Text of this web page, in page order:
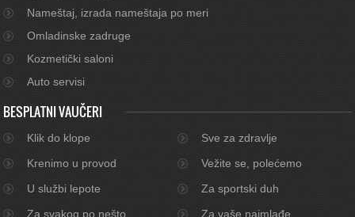
Nameštaj, izrada nameštaja po meri
Omladinske zadruge
Kozmetički saloni
Auto servisi
BESPLATNI VAUČERI
Klik do klope
Sve za zdravlje
Krenimo u provod
Vežite se, polećemo
U službi lepote
Za sportski duh
Za svakog po nešto
Za vaše najmlađe